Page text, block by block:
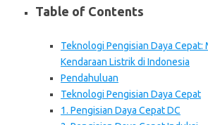
Table of Contents
Teknologi Pengisian Daya Cepat:
Kendaraan Listrik di Indonesia
Pendahuluan
Teknologi Pengisian Daya Cepat
1. Pengisian Daya Cepat DC